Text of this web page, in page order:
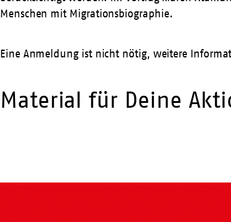
Menschen mit Migrationsbiographie.
Eine Anmeldung ist nicht nötig, weitere
Material für Deine